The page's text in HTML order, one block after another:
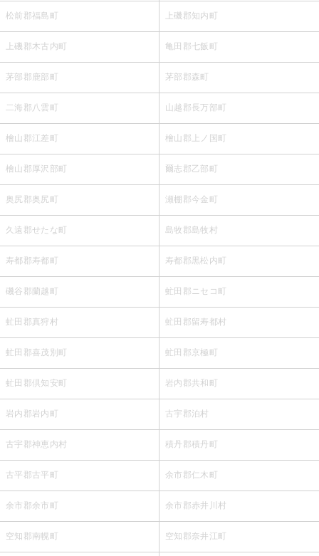
松前郡福島町 上磯郡知内町
上磯郡木古内町 亀田郡七飯町
茅部郡鹿部町 茅部郡森町
二海郡八雲町 山越郡長万部町
檜山郡江差町 檜山郡上ノ国町
檜山郡厚沢部町 爾志郡乙部町
奥尻郡奥尻町 瀬棚郡今金町
久遠郡せたな町 島牧郡島牧村
寿都郡寿都町 寿都郡黒松内町
磯谷郡蘭越町 虻田郡ニセコ町
虻田郡真狩村 虻田郡留寿都村
虻田郡喜茂別町 虻田郡京極町
虻田郡倶知安町 岩内郡共和町
岩内郡岩内町 古宇郡泊村
古宇郡神恵内村 積丹郡積丹町
古平郡古平町 余市郡仁木町
余市郡余市町 余市郡赤井川村
空知郡南幌町 空知郡奈井江町